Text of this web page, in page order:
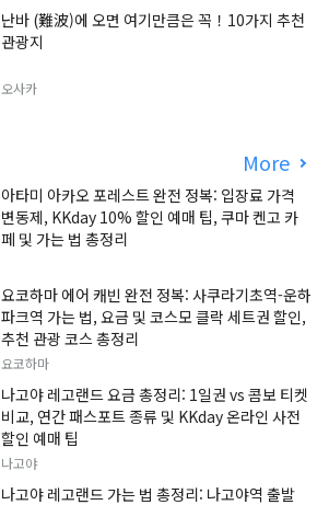
난바 (難波)에 오면 여기만큼은 꼭！10가지 추천
관광지
오사카
More
아타미 아카오 포레스트 완전 정복: 입장료 가격
변동제, KKday 10% 할인 예매 팁, 쿠마 켄고 카
페 및 가는 법 총정리
요코하마 에어 캐빈 완전 정복: 사쿠라기초역-운하
파크역 가는 법, 요금 및 코스모 클락 세트권 할인,
추천 관광 코스 총정리
요코하마
나고야 레고랜드 요금 총정리: 1일권 vs 콤보 티켓
비교, 연간 패스포트 종류 및 KKday 온라인 사전
할인 예매 팁
나고야
나고야 레고랜드 가는 법 총정리: 나고야역 출발